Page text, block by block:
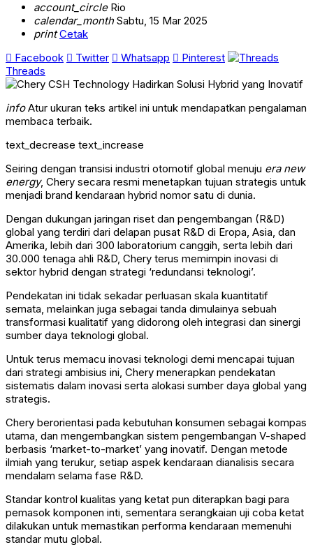
account_circleRio
calendar_monthSabtu, 15 Mar 2025
print Cetak
Facebook
Twitter Whatsapp
Pinterest
Threads
infoAtur ukuran teks artikel ini untuk mendapatkan pengalaman
membaca terbaik.
text_decrease text_increase
Seiring dengan transisi industri otomotif global menuju era new
energy, Chery secara resmi menetapkan tujuan strategis untuk
menjadi brand kendaraan hybrid nomor satu di dunia.
Dengan dukungan jaringan riset dan pengembangan (R&D)
global yang terdiri dari delapan pusat R&D di Eropa, Asia, dan
Amerika, lebih dari 300 laboratorium canggih, serta lebih dari
30.000 tenaga ahli R&D, Chery terus memimpin inovasi di
sektor hybrid dengan strategi ‘redundansi teknologi’.
Pendekatan ini tidak sekadar perluasan skala kuantitatif
semata, melainkan juga sebagai tanda dimulainya sebuah
transformasi kualitatif yang didorong oleh integrasi dan sinergi
sumber daya teknologi global.
Untuk terus memacu inovasi teknologi demi mencapai tujuan
dari strategi ambisius ini, Chery menerapkan pendekatan
sistematis dalam inovasi serta alokasi sumber daya global yang
strategis.
Chery berorientasi pada kebutuhan konsumen sebagai kompas
utama, dan mengembangkan sistem pengembangan V-shaped
berbasis ‘market-to-market’ yang inovatif. Dengan metode
ilmiah yang terukur, setiap aspek kendaraan dianalisis secara
mendalam selama fase R&D.
Standar kontrol kualitas yang ketat pun diterapkan bagi para
pemasok komponen inti, sementara serangkaian uji coba ketat
dilakukan untuk memastikan performa kendaraan memenuhi
standar mutu global.